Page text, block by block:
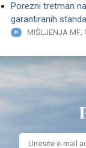
Porezni tretman
garantiranih
MIŠLJENJA MF,